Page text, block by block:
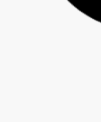
volta em